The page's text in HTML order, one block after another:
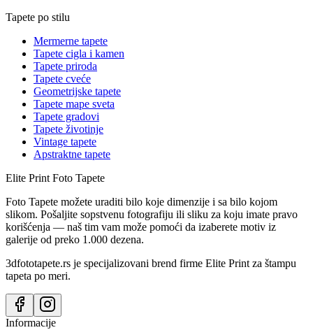
Tapete po stilu
Mermerne tapete
Tapete cigla i kamen
Tapete priroda
Tapete cveće
Geometrijske tapete
Tapete mape sveta
Tapete gradovi
Tapete životinje
Vintage tapete
Apstraktne tapete
Elite Print Foto Tapete
Foto Tapete možete uraditi bilo koje dimenzije i sa bilo kojom
slikom. Pošaljite sopstvenu fotografiju ili sliku za koju imate pravo
korišćenja — naš tim vam može pomoći da izaberete motiv iz
galerije od preko 1.000 dezena.
3dfototapete.rs je specijalizovani brend firme Elite Print za štampu
tapeta po meri.
Informacije